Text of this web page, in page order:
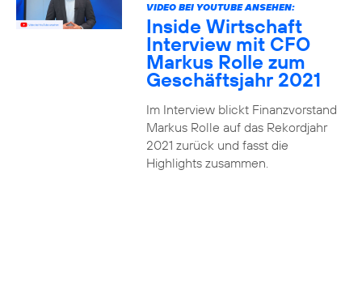
VIDEO BEI YOUTUBE ANSEHEN:
Inside Wirtschaft
Interview mit CFO
Markus Rolle zum
Geschäftsjahr 2021
Im Interview blickt Finanzvorstand
Markus Rolle auf das Rekordjahr
2021 zurück und fasst die
Highlights zusammen.